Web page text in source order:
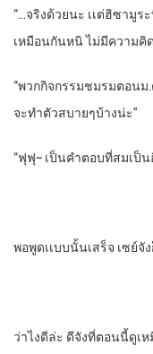
“…จริงด้วยนะ​ เเต่ฮิซามู
เหมือนกันหนิ ไม่มีความคิ
“พวกกิจกรรม​ชมรมตอน
จะทําตัวสบายๆบ้างน่ะ”
“ฟุฟุ~ เป็นคําตอบที่สมเป็
พอพูดเเบบนั้นเสร็จ เซย์จั
ว่าไงดีล่ะ​ ดีจังที่ตอนนี้ดูเ